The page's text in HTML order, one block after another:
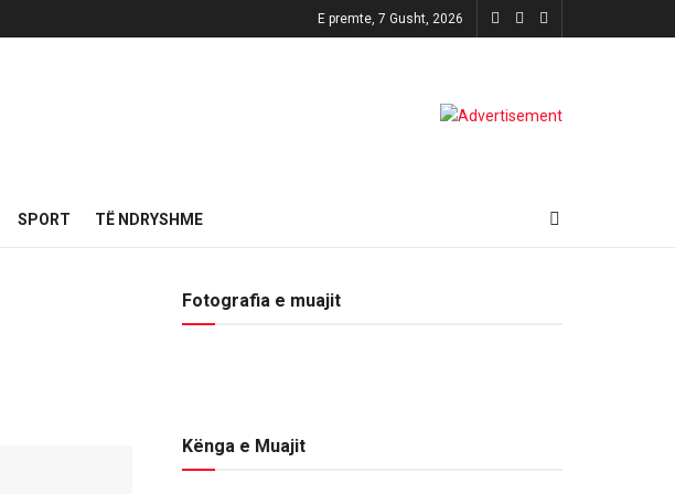
E premte, 7 Gusht, 2026
SPORT TË NDRYSHME
Fotografia e muajit
Kënga e Muajit